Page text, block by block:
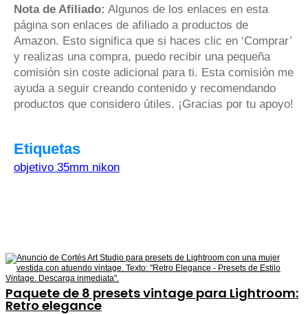
Nota de Afiliado: Algunos de los enlaces en esta
página son enlaces de afiliado a productos de
Amazon. Esto significa que si haces clic en ‘Comprar’
y realizas una compra, puedo recibir una pequeña
comisión sin coste adicional para ti. Esta comisión me
ayuda a seguir creando contenido y recomendando
productos que considero útiles. ¡Gracias por tu apoyo!
Etiquetas
objetivo 35mm nikon
Paquete de 8 presets vintage para Lightroom:
Retro elegance